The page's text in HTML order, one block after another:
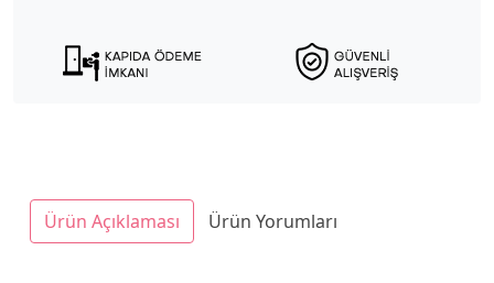
Ürün Açıklaması Ürün Yorumları